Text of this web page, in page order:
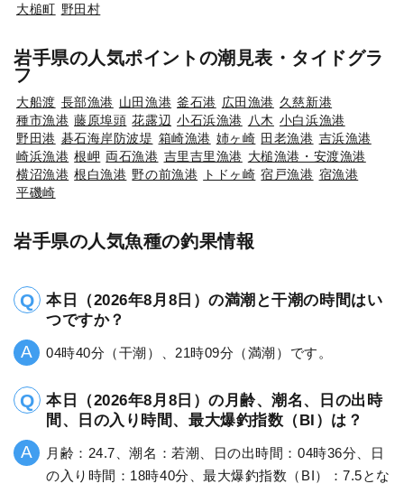
大槌町 野田村
岩手県の人気ポイントの潮見表・タイドグラ
フ
大船渡 長部漁港 山田漁港 釜石港 広田漁港 久慈新港
種市漁港 藤原埠頭 花露辺 小石浜漁港 八木 小白浜漁港
野田港 碁石海岸防波堤 箱崎漁港 姉ヶ崎 田老漁港 吉浜漁港
崎浜漁港 根岬 両石漁港 吉里吉里漁港 大槌漁港・安渡漁港
横沼漁港 根白漁港 野の前漁港 トドヶ崎 宿戸漁港 宿漁港
平磯崎
岩手県の人気魚種の釣果情報
本日（2026年8月8日）の満潮と干潮の時間はい
つですか？
04時40分（干潮）、21時09分（満潮）です。
本日（2026年8月8日）の月齢、潮名、日の出時
間、日の入り時間、最大爆釣指数（BI）は？
月齢：24.7、潮名：若潮、日の出時間：04時36分、日
の入り時間：18時40分、最大爆釣指数（BI）：7.5とな